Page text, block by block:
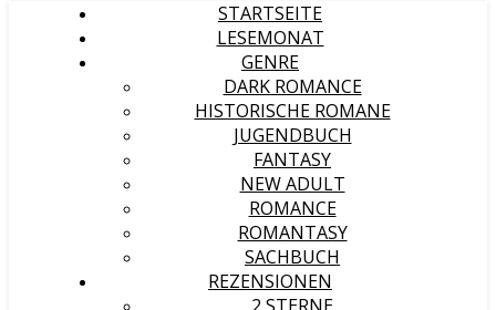
STARTSEITE
LESEMONAT
GENRE
DARK ROMANCE
HISTORISCHE ROMANE
JUGENDBUCH
FANTASY
NEW ADULT
ROMANCE
ROMANTASY
SACHBUCH
REZENSIONEN